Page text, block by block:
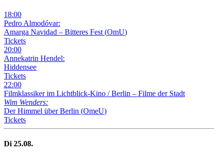
18:00
Pedro Almodóvar:
Amarga Navidad – Bitteres Fest (OmU)
Tickets
20:00
Annekatrin Hendel:
Hiddensee
Tickets
22:00
Filmklassiker im Lichtblick-Kino /Berlin – Filme der Stadt
Wim Wenders:
Der Himmel über Berlin (OmeU)
Tickets
Di25.08.